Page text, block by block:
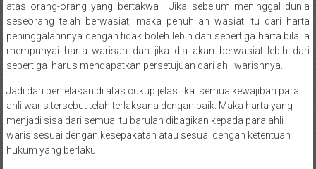
Barat/
Pariaman/
Bukittinggi/
Padang
panjang/
Kayutanam/
Baso/
Payakumbung/
Tanjung
atas orang-orang yang bertakwa . Jika sebelum meninggal dunia
seseorang telah berwasiat, maka penuhilah wasiat itu dari harta
peninggalannnya dengan tidak boleh lebih dari sepertiga harta bila ia
mempunyai harta warisan dan jika dia akan berwasiat lebih dari
sepertiga harus mendapatkan persetujuan dari ahli warisnnya.
Jadi dari penjelasan di atas cukup jelas jika semua kewajiban para
ahli waris tersebut telah terlaksana dengan baik. Maka harta yang
menjadi sisa dari semua itu barulah dibagikan kepada para ahli
waris sesuai dengan kesepakatan atau sesuai dengan ketentuan
hukum yang berlaku.